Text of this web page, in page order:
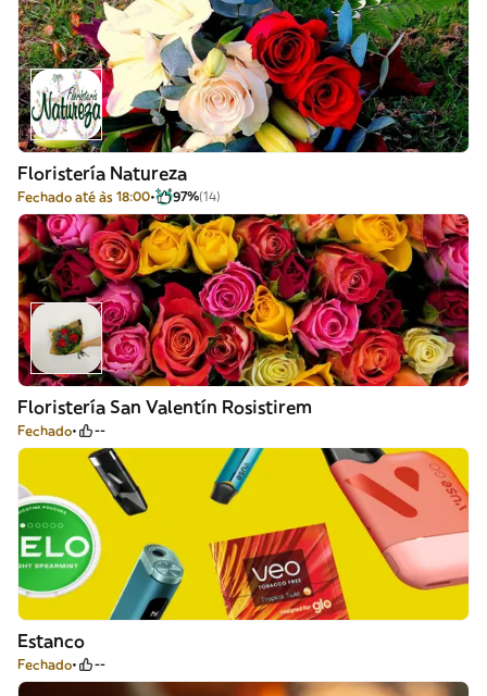
Floristería Natureza
Fechado até às 18:00 97%(14)
Floristería San Valentín Rosistirem
Fechado --
Estanco
Fechado --